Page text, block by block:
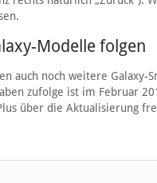
Modelle folgen
auch noch weitere Galaxy-
zufolge ist im Februar
über die Aktualisierung